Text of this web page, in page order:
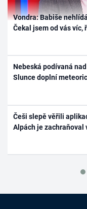
Vondra: Babiše
Čekal jsem od vás víc,
Nebeská podívaná
Slunce doplní
Češi slepě věřili
Alpách je zachraňoval